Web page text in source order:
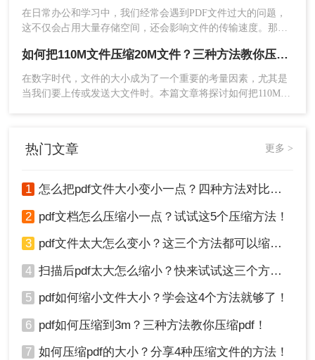
如20M以内，就显得尤为重要。那么pdf文件怎么压缩到20m以
内呢？本文将向您介绍几种简单且有效的方法来实现这一目
在日常办公和学习中，我们经常会遇到PDF文件过大的问题，
这不仅会占用大量存储空间，还会影响文件的传输速度。那么
帮助你轻松解决这一难题。
如何把110M文件压缩20M文件？三种方法教你压缩图片！
在数字时代，文件的大小成为了一个重要的考量因素，尤其是
当我们要上传或发送大文件时。本篇文章将探讨如何把110M文
热门文章 更多 >
1 怎么把pdf文件大小变小一点？四种方法对比，一看就懂！
2 pdf文档怎么压缩小一点？试试这5个压缩方法！
3 pdf文件太大怎么变小？这三个方法都可以缩小！
4 扫描后pdf太大怎么缩小？快来试试这三个方法！
5 pdf如何缩小文件大小？学会这4个方法就够了！
6 pdf如何压缩到3m？三种方法教你压缩pdf！
7 如何压缩pdf的大小？分享4种压缩文件的方法！